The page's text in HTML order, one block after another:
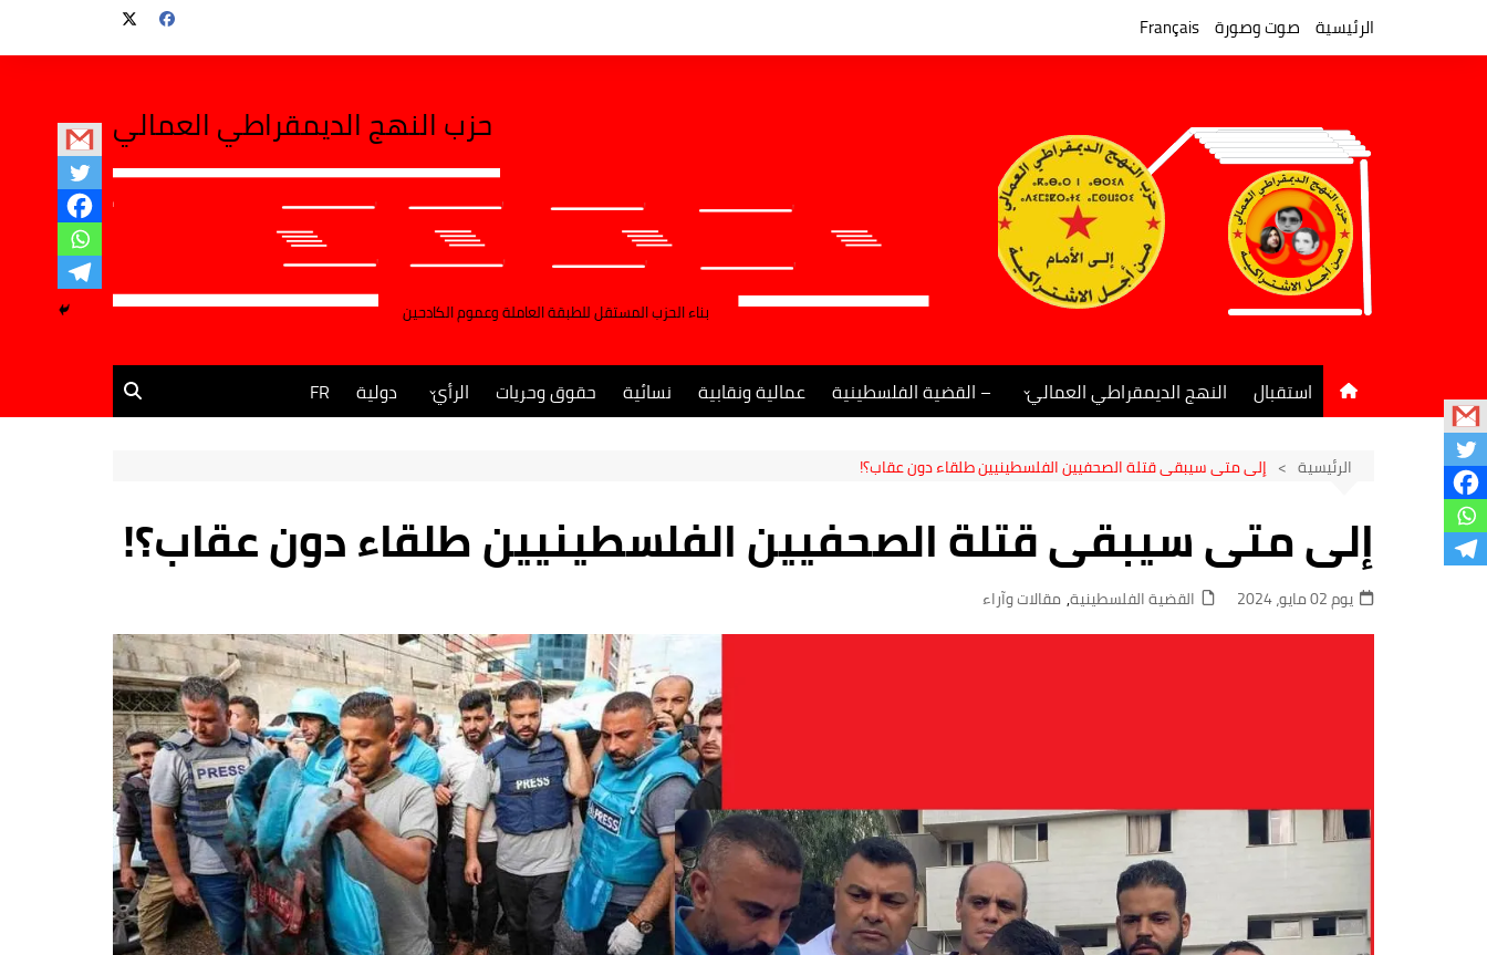
الرئيسية صوت وصورة Français
حزب النهج الديمقراطي العمالي
بناء الحزب المستقل للطبقة العاملة وعموم الكادحين
استقبال النهج الديمقراطي العمالي
جريدة النهج الديمقراطي
– القضية الفلسطينية عمالية ونقابية نسائية حقوق وحريات الرأي دولية FR
الرئيسية إلى متى سيبقى قتلة الصحفيين الفلسطينيين طلقاء دون عقاب؟!
إلى متى سيبقى قتلة الصحفيين الفلسطينيين طلقاء دون عقاب؟!
يوم 02 مايو، 2024 القضية الفلسطينية,مقالات وآراء